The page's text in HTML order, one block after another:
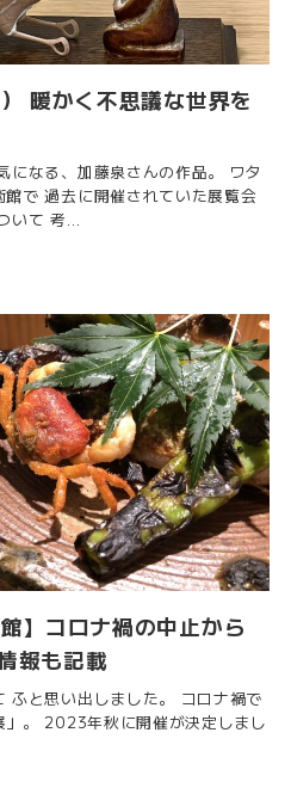
暖かく不思議な世界を
になる、加藤泉さんの作品。 ワタ
で 過去に開催されていた展覧会
いて 考…
】コロナ禍の中止から
報も記載
ふと思い出しました。 コロナ禍で
」。 2023年秋に開催が決定しまし